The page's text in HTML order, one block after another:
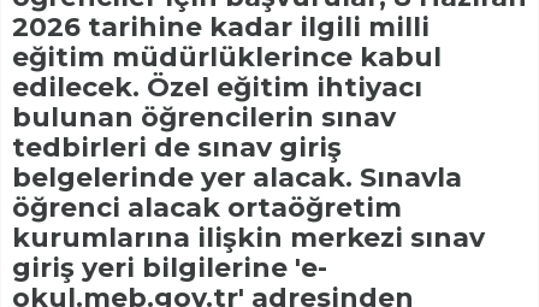
2026 tarihine kadar ilgili milli
eğitim müdürlüklerince kabul
edilecek. Özel eğitim ihtiyacı
bulunan öğrencilerin sınav
tedbirleri de sınav giriş
belgelerinde yer alacak. Sınavla
öğrenci alacak ortaöğretim
kurumlarına ilişkin merkezi sınav
giriş yeri bilgilerine 'e-
okul.meb.gov.tr' adresinden